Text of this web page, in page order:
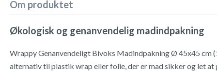
Om produktet
Økologisk og genanvendelig madindpakning
Wrappy Genanvendeligt Bivoks Madindpakning Ø 45x45 cm
alternativ til plastik wrap eller folie, der er mad sikker og let at